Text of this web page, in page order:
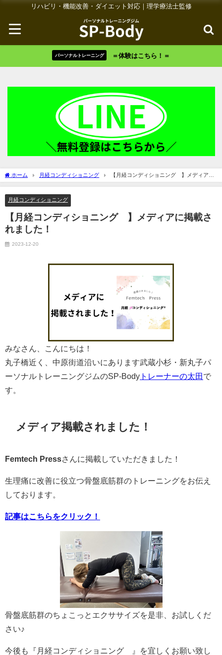
リハビリ・機能改善・ダイエット対応｜理学療法士監修
パーソナルトレーニング ＝体験はこちら！＝
ホーム 月経コンディショニング
【月経コンディショニング®︎】メディアに
掲載されました！
月経コンディショニング
【月経コンディショニング®︎】メディアに掲載さ
れました！
2023-12-20
みなさん、こんにちは！
丸子橋近く、中原街道沿いにあります武蔵小杉・新丸子パ
ーソナルトレーニングジムのSP-Body トレーナーの太田で
す。
メディア掲載されました！
Femtech Pressさんに掲載していただきました！
生理痛に改善に役立つ骨盤底筋群のトレーニングをお伝え
しております。
記事はこちらをクリック！
骨盤底筋群のちょこっとエクササイズを是非、お試しくだ
さい♪
今後も『月経コンディショニング®︎』を宜しくお願い致し